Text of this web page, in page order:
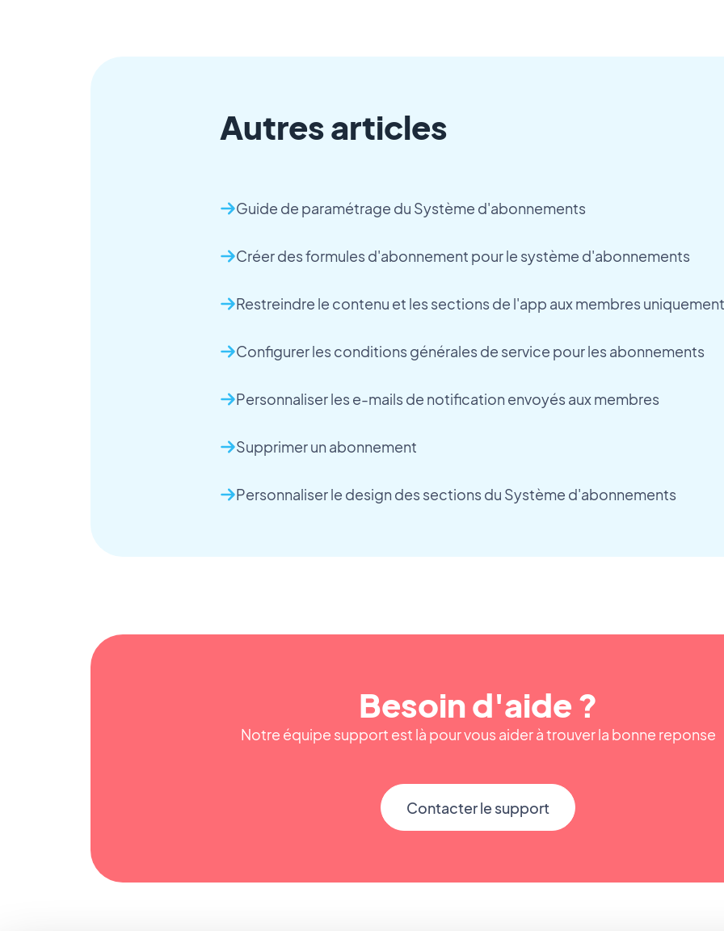
Autres articles
Guide de paramétrage du Système d'abonnements
Créer des formules d'abonnement pour le système d'abonnements
Restreindre le contenu et les sections de l'app aux membres uniquement
Configurer les conditions générales de service pour les abonnements
Personnaliser les e-mails de notification envoyés aux membres
Supprimer un abonnement
Personnaliser le design des sections du Système d'abonnements
Besoin d'aide ?
Notre équipe support est là pour vous aider à trouver la bonne reponse
Contacter le support